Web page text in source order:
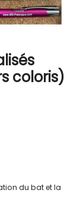
coloris)
du bat et la